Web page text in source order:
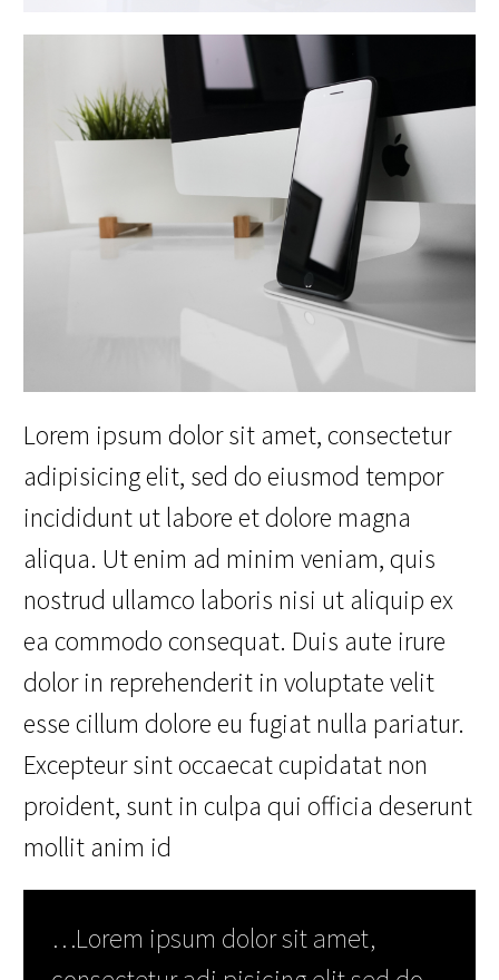
Lorem ipsum dolor sit amet, consectetur
adipisicing elit, sed do eiusmod tempor
incididunt ut labore et dolore magna
aliqua. Ut enim ad minim veniam, quis
nostrud ullamco laboris nisi ut aliquip ex
ea commodo consequat. Duis aute irure
dolor in reprehenderit in voluptate velit
esse cillum dolore eu fugiat nulla pariatur.
Excepteur sint occaecat cupidatat non
proident, sunt in culpa qui officia deserunt
mollit anim id
…Lorem ipsum dolor sit amet,